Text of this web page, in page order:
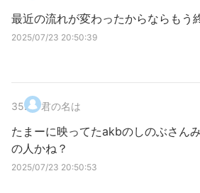
最近の流れが変わったからならもう
2025/07/23 20:50:39
35. 君の名は
たまーに映ってたakbのしのぶさん
の人かね？
2025/07/23 20:50:53